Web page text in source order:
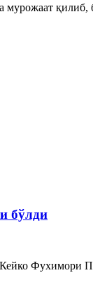
қилиб,
бўлди
Фухимори